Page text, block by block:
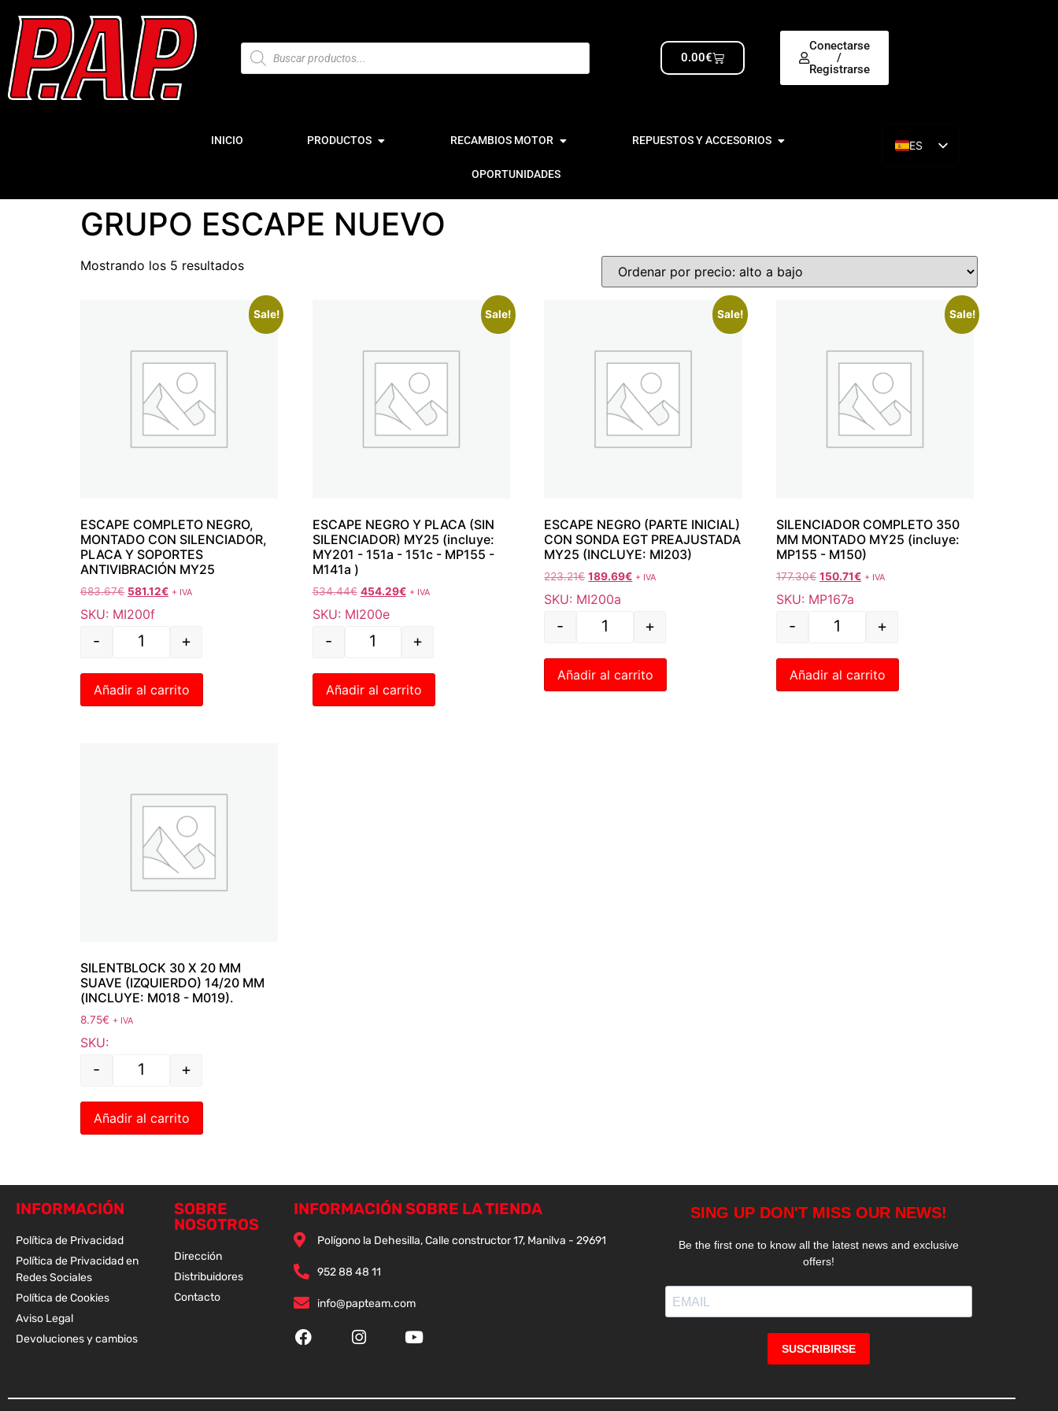
0.00€
Conectarse
/
Registrarse
INICIO PRODUCTOS RECAMBIOS MOTOR REPUESTOS Y ACCESORIOS
OPORTUNIDADES
ES
GRUPO ESCAPE NUEVO
Mostrando los 5 resultados
Sale!
ESCAPE COMPLETO NEGRO,
MONTADO CON SILENCIADOR,
PLACA Y SOPORTES
ANTIVIBRACIÓN MY25
683.67€ 581.12€ + IVA
SKU: MI200f
- +
Añadir al carrito
Sale!
ESCAPE NEGRO Y PLACA (SIN
SILENCIADOR) MY25 (incluye:
MY201 - 151a - 151c - MP155 -
M141a )
534.44€ 454.29€ + IVA
SKU: MI200e
- +
Añadir al carrito
Sale!
ESCAPE NEGRO (PARTE INICIAL)
CON SONDA EGT PREAJUSTADA
MY25 (INCLUYE: MI203)
223.21€ 189.69€ + IVA
SKU: MI200a
- +
Añadir al carrito
Sale!
SILENCIADOR COMPLETO 350
MM MONTADO MY25 (incluye:
MP155 - M150)
177.30€ 150.71€ + IVA
SKU: MP167a
- +
Añadir al carrito
SILENTBLOCK 30 X 20 MM
SUAVE (IZQUIERDO) 14/20 MM
(INCLUYE: M018 - M019).
8.75€ + IVA
SKU:
- +
Añadir al carrito
INFORMACIÓN
Política de Privacidad
Política de Privacidad en
Redes Sociales
Política de Cookies
Aviso Legal
Devoluciones y cambios
SOBRE
NOSOTROS
Dirección
Distribuidores
Contacto
INFORMACIÓN SOBRE LA TIENDA
Polígono la Dehesilla, Calle constructor 17, Manilva - 29691
952 88 48 11
info@papteam.com